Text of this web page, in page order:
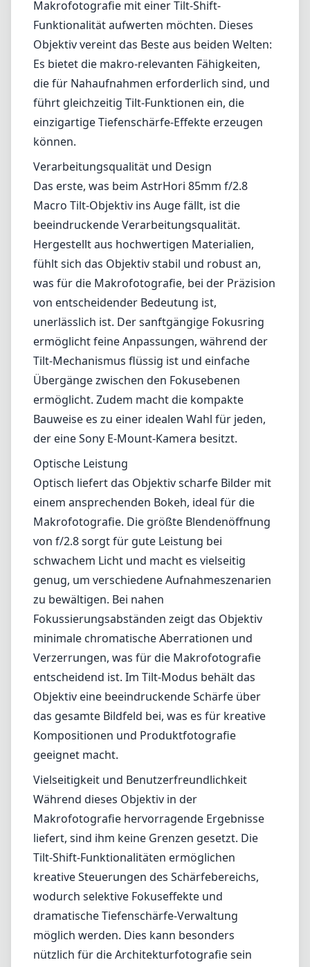
Das erste, was beim AstrHori 85mm f/2.8
Macro Tilt-Objektiv ins Auge fällt, ist die
beeindruckende Verarbeitungsqualität.
Hergestellt aus hochwertigen Materialien,
fühlt sich das Objektiv stabil und robust an,
was für die Makrofotografie, bei der Präzision
von entscheidender Bedeutung ist,
unerlässlich ist. Der sanftgängige Fokusring
ermöglicht feine Anpassungen, während der
Tilt-Mechanismus flüssig ist und einfache
Übergänge zwischen den Fokusebenen
ermöglicht. Zudem macht die kompakte
Bauweise es zu einer idealen Wahl für jeden,
der eine Sony E-Mount-Kamera besitzt.
Optische Leistung
Optisch liefert das Objektiv scharfe Bilder mit
einem ansprechenden Bokeh, ideal für die
Makrofotografie. Die größte Blendenöffnung
von f/2.8 sorgt für gute Leistung bei
schwachem Licht und macht es vielseitig
genug, um verschiedene Aufnahmeszenarien
zu bewältigen. Bei nahen
Fokussierungsabständen zeigt das Objektiv
minimale chromatische Aberrationen und
Verzerrungen, was für die Makrofotografie
entscheidend ist. Im Tilt-Modus behält das
Objektiv eine beeindruckende Schärfe über
das gesamte Bildfeld bei, was es für kreative
Kompositionen und Produktfotografie
geeignet macht.
Vielseitigkeit und Benutzerfreundlichkeit
Während dieses Objektiv in der
Makrofotografie hervorragende Ergebnisse
liefert, sind ihm keine Grenzen gesetzt. Die
Tilt-Shift-Funktionalitäten ermöglichen
kreative Steuerungen des Schärfebereichs,
wodurch selektive Fokuseffekte und
dramatische Tiefenschärfe-Verwaltung
möglich werden. Dies kann besonders
nützlich für die Architekturfotografie sein
oder wenn man einen Miniatureffekt erzielen
möchte. Allerdings kann die Lernkurve für
eine effektive Nutzung der Tilt-Funktion für
Anfänger steil sein, insbesondere für
diejenigen, die neu in der Tilt-Shift-Fotografie
sind.
Vor- und Nachteile
Vorteile
Exzellente Verarbeitungsqualität und